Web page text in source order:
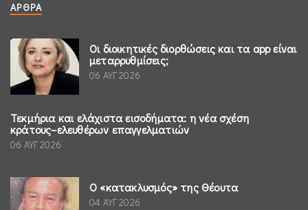
ΆΡΘΡΑ
Οι διοικητικές διορθώσεις και τα app είναι
μεταρρυθμίσεις;
06 ΑΥΓ 2026
Τεκμήρια και ελάχιστα εισοδήματα: η νέα σχέση
κράτους–ελευθέρων επαγγελματιών
06 ΑΥΓ 2026
Ο «κατακλυσμός» της Θέουτα
04 ΑΥΓ 2026